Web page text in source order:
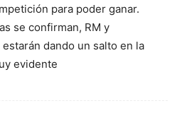
para poder ganar.
se confirman, RM y
estarán dando un salto en la
evidente